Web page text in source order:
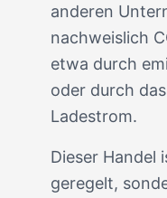
anderen
nachweislich
etwa durch
oder durch
Ladestrom.
Dieser Handel
geregelt,